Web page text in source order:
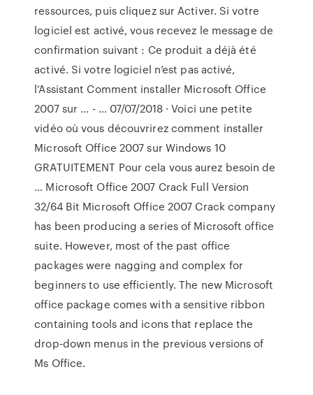
ressources, puis cliquez sur Activer. Si votre
logiciel est activé, vous recevez le message de
confirmation suivant : Ce produit a déjà été
activé. Si votre logiciel n’est pas activé,
l’Assistant Comment installer Microsoft Office
2007 sur ... - … 07/07/2018 · Voici une petite
vidéo où vous découvrirez comment installer
Microsoft Office 2007 sur Windows 10
GRATUITEMENT Pour cela vous aurez besoin de
… Microsoft Office 2007 Crack Full Version
32/64 Bit Microsoft Office 2007 Crack company
has been producing a series of Microsoft office
suite. However, most of the past office
packages were nagging and complex for
beginners to use efficiently. The new Microsoft
office package comes with a sensitive ribbon
containing tools and icons that replace the
drop-down menus in the previous versions of
Ms Office.